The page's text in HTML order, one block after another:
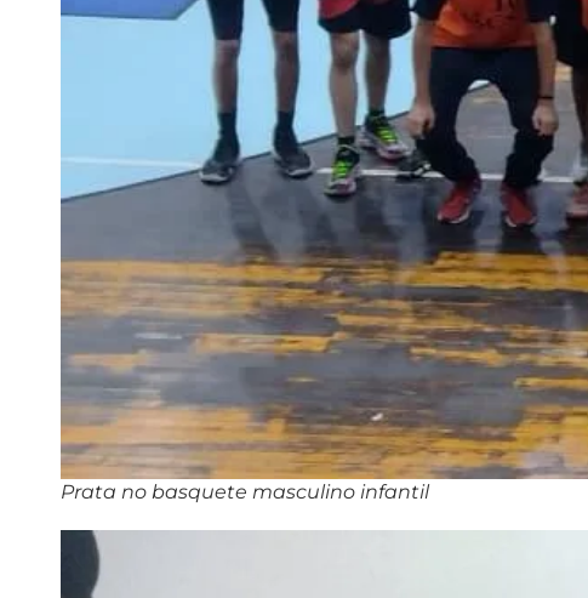
Prata no basquete masculino infantil